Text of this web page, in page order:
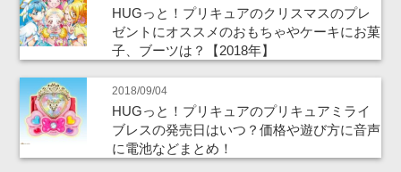
HUGっと！プリキュアのクリスマスのプレ
ゼントにオススメのおもちゃやケーキにお菓
子、ブーツは？【2018年】
2018/09/04
HUGっと！プリキュアのプリキュアミライ
ブレスの発売日はいつ？価格や遊び方に音声
に電池などまとめ！